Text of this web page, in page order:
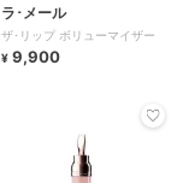
ラ･メール
ザ･リップ ボリューマイザー
¥ 9,900